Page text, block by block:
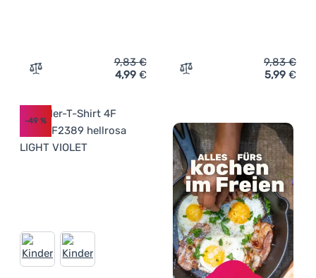
Zum Vergleich 'Kinder-T-Shirt Loap Bilara' hinzufügen
9,83€
4,99 € Zum Vergleich 'Kinder-T-
9,83€
5,99 €
-49 %